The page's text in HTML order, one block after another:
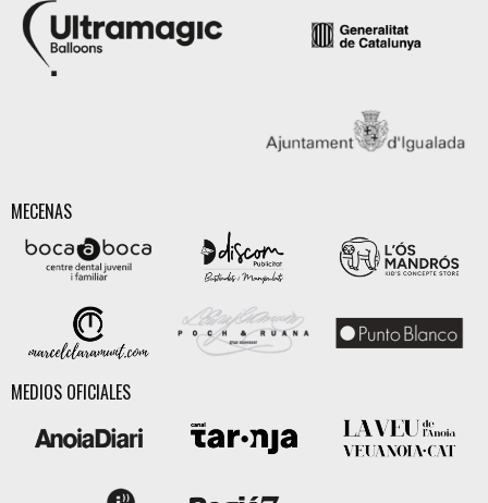
MECENAS
MEDIOS OFICIALES